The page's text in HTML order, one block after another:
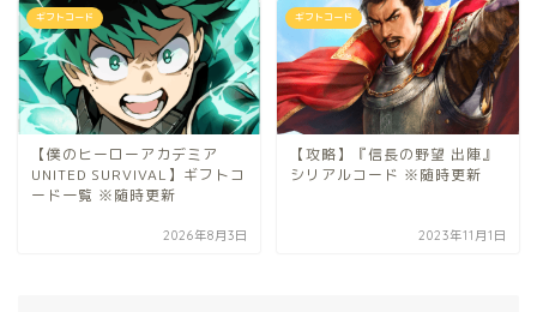
ギフトコード
【僕のヒーローアカデミア
UNITED SURVIVAL】ギフトコ
ード一覧 ※随時更新
2026年8月3日
ギフトコード
【攻略】『信長の野望 出陣』
シリアルコード ※随時更新
2023年11月1日